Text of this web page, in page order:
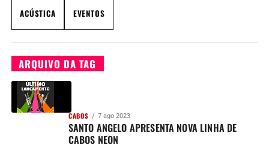
ACÚSTICA EVENTOS
ARQUIVO DA TAG
CABOS 7 ago 2023
SANTO ANGELO APRESENTA NOVA LINHA DE
CABOS NEON